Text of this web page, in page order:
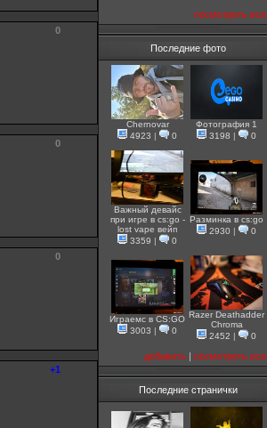
0
0
0
+1
посмотреть все
Последние фото
Chernovar
4923 | 0
Фотография 1
3198 | 0
Важный девайс
при игре в cs:go -
lost vape вейп
3359 | 0
Разминка в cs:go
2930 | 0
Играемс в CS:GO
3003 | 0
Razer Deathadder
Chroma
2452 | 0
добавить | посмотреть все
Последние странички